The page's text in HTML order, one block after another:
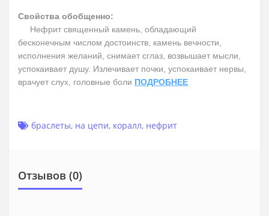
Свойства обобщенно:
Нефрит священный камень, обладающий
бесконечным числом достоинств, камень вечности,
исполнения желаний, снимает сглаз, возвышает мысли,
успокаивает душу. Излечивает почки, успокаивает нервы,
врачует слух, головные боли ПОДРОБНЕЕ
браслеты, на цепи, коралл, нефрит
Отзывов (0)